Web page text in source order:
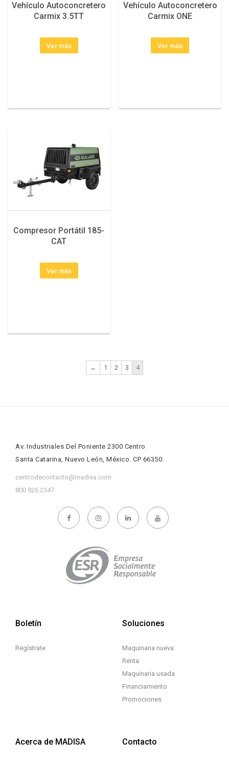
Vehículo Autoconcretero
Carmix 3.5TT
Ver más
Vehículo Autoconcretero
Carmix ONE
Ver más
Compresor Portátil 185-
CAT
Ver más
← 1 2 3 4
Av. Industriales Del Poniente 2300 Centro
Santa Catarina, Nuevo León, México. CP 66350.
centrodecontacto@madisa.com
800 926 2347
Boletín
Regístrate
Soluciones
Maquinaria nueva
Renta
Maquinaria usada
Financiamiento
Promociones
Acerca de MADISA Contacto